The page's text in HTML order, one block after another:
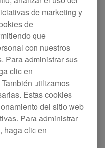
firmware para el
siguientes cambios.
y TIDAL.
compatible con
de marketing y
de
que
con nuestros
Para administrar sus
clic en
utilizamos
Estas cookies
del sitio web
Para administrar
haga clic en